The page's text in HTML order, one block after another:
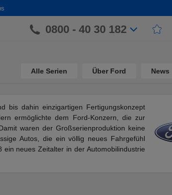
0800 - 40 30 182
Alle Serien Über Ford News
bis dahin einzigartigen Fertigungskonzept
ermöglichte dem Ford-Konzern, die zur
waren der Großserienproduktion keine
Autos, die ein völlig neues Fahrgefühl
neues Zeitalter in der Automobilindustrie